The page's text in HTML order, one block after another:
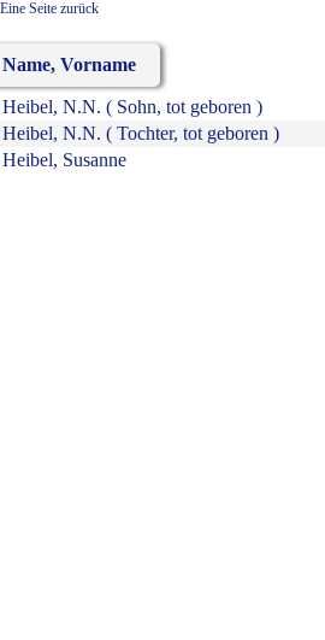
Eine Seite zurück
Name, Vorname
Heibel, N.N. ( Sohn, tot geboren )
Heibel, N.N. ( Tochter, tot geboren )
Heibel, Susanne